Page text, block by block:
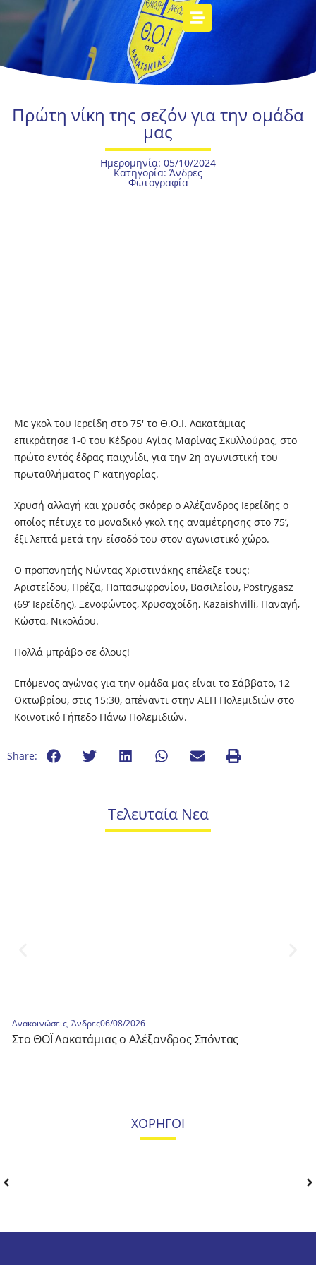
Πρώτη νίκη της σεζόν για την ομάδα
μας
Ημερομηνία: 05/10/2024
Κατηγορία: Άνδρες
Φωτογραφία
Με γκολ του Ιερείδη στο 75′ το Θ.Ο.Ι. Λακατάμιας
επικράτησε 1-0 του Κέδρου Αγίας Μαρίνας Σκυλλούρας, στο
πρώτο εντός έδρας παιχνίδι, για την 2η αγωνιστική του
πρωταθλήματος Γ’ κατηγορίας.
Χρυσή αλλαγή και χρυσός σκόρερ ο Αλέξανδρος Ιερείδης ο
οποίος πέτυχε το μοναδικό γκολ της αναμέτρησης στο 75’,
έξι λεπτά μετά την είσοδό του στον αγωνιστικό χώρο.
Ο προπονητής Νώντας Χριστινάκης επέλεξε τους:
Aριστείδου, Πρέζα, Παπασωφρονίου, Βασιλείου, Postrygasz
(69’ Ιερείδης), Ξενοφώντος, Χρυσοχοΐδη, Kazaishvilli, Παναγή,
Κώστα, Νικολάου.
Πολλά μπράβο σε όλους!
Eπόμενος αγώνας για την ομάδα μας είναι το Σάββατο, 12
Οκτωβρίου, στις 15:30, απέναντι στην ΑΕΠ Πολεμιδιών στο
Κοινοτικό Γήπεδο Πάνω Πολεμιδιών.
Share:
Τελευταία Νεα
Ανακοινώσεις, Άνδρες06/08/2026
Στο ΘΟΪ Λακατάμιας ο Αλέξανδρος Σπόντας
ΧΟΡΗΓΟΙ